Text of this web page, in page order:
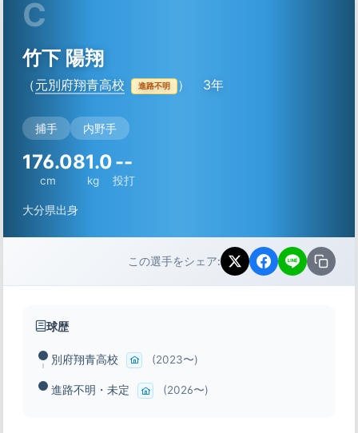
C
竹下 陽翔
（元別府翔青高校 進路不明 ） 3年
捕手 内野手
176.0
cm
81.0
kg
--
投打
大分県出身
この選手をシェア:
球歴
別府翔青高校 (2023〜)
進路不明・未定 (2026〜)